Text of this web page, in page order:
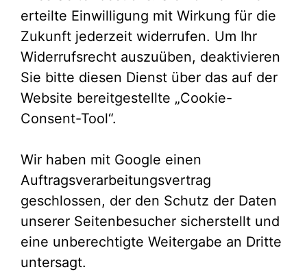
erteilte Einwilligung mit Wirkung für die
Zukunft jederzeit widerrufen. Um Ihr
Widerrufsrecht auszuüben, deaktivieren
Sie bitte diesen Dienst über das auf der
Website bereitgestellte „Cookie-
Consent-Tool“.
Wir haben mit Google einen
Auftragsverarbeitungsvertrag
geschlossen, der den Schutz der Daten
unserer Seitenbesucher sicherstellt und
eine unberechtigte Weitergabe an Dritte
untersagt.